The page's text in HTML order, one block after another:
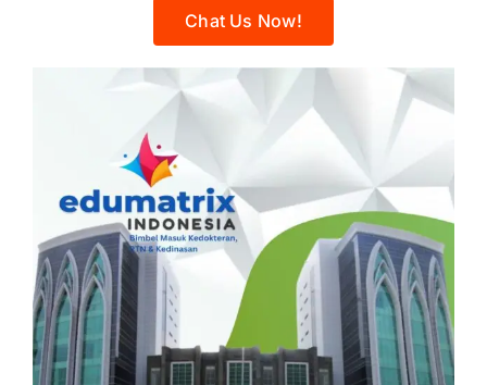
Chat Us Now!